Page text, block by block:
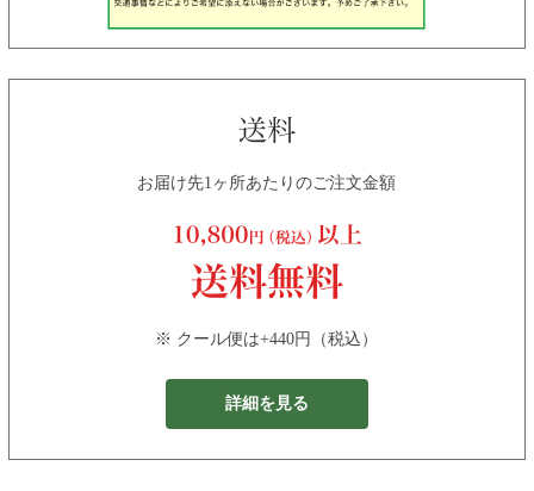
お届け先1ヶ所あたりのご注文金額
※ クール便は+440円（税込）
詳細を見る